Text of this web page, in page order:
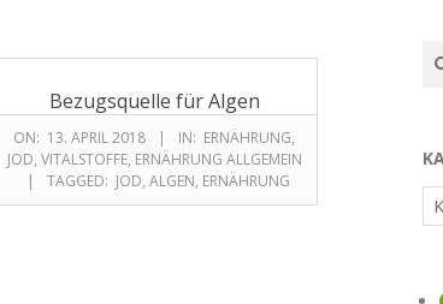
Bezugsquelle für Algen
ON: 13. APRIL 2018 IN: ERNÄHRUNG,
JOD, VITALSTOFFE, ERNÄHRUNG ALLGEMEIN
TAGGED: JOD, ALGEN, ERNÄHRUNG